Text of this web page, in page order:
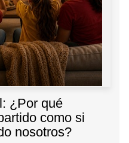
¿Por qué
como si
nosotros?